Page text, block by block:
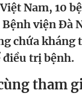
Bạn
Nam, 10
viện Đà
chứa kháng
điều trị bệnh.
tham